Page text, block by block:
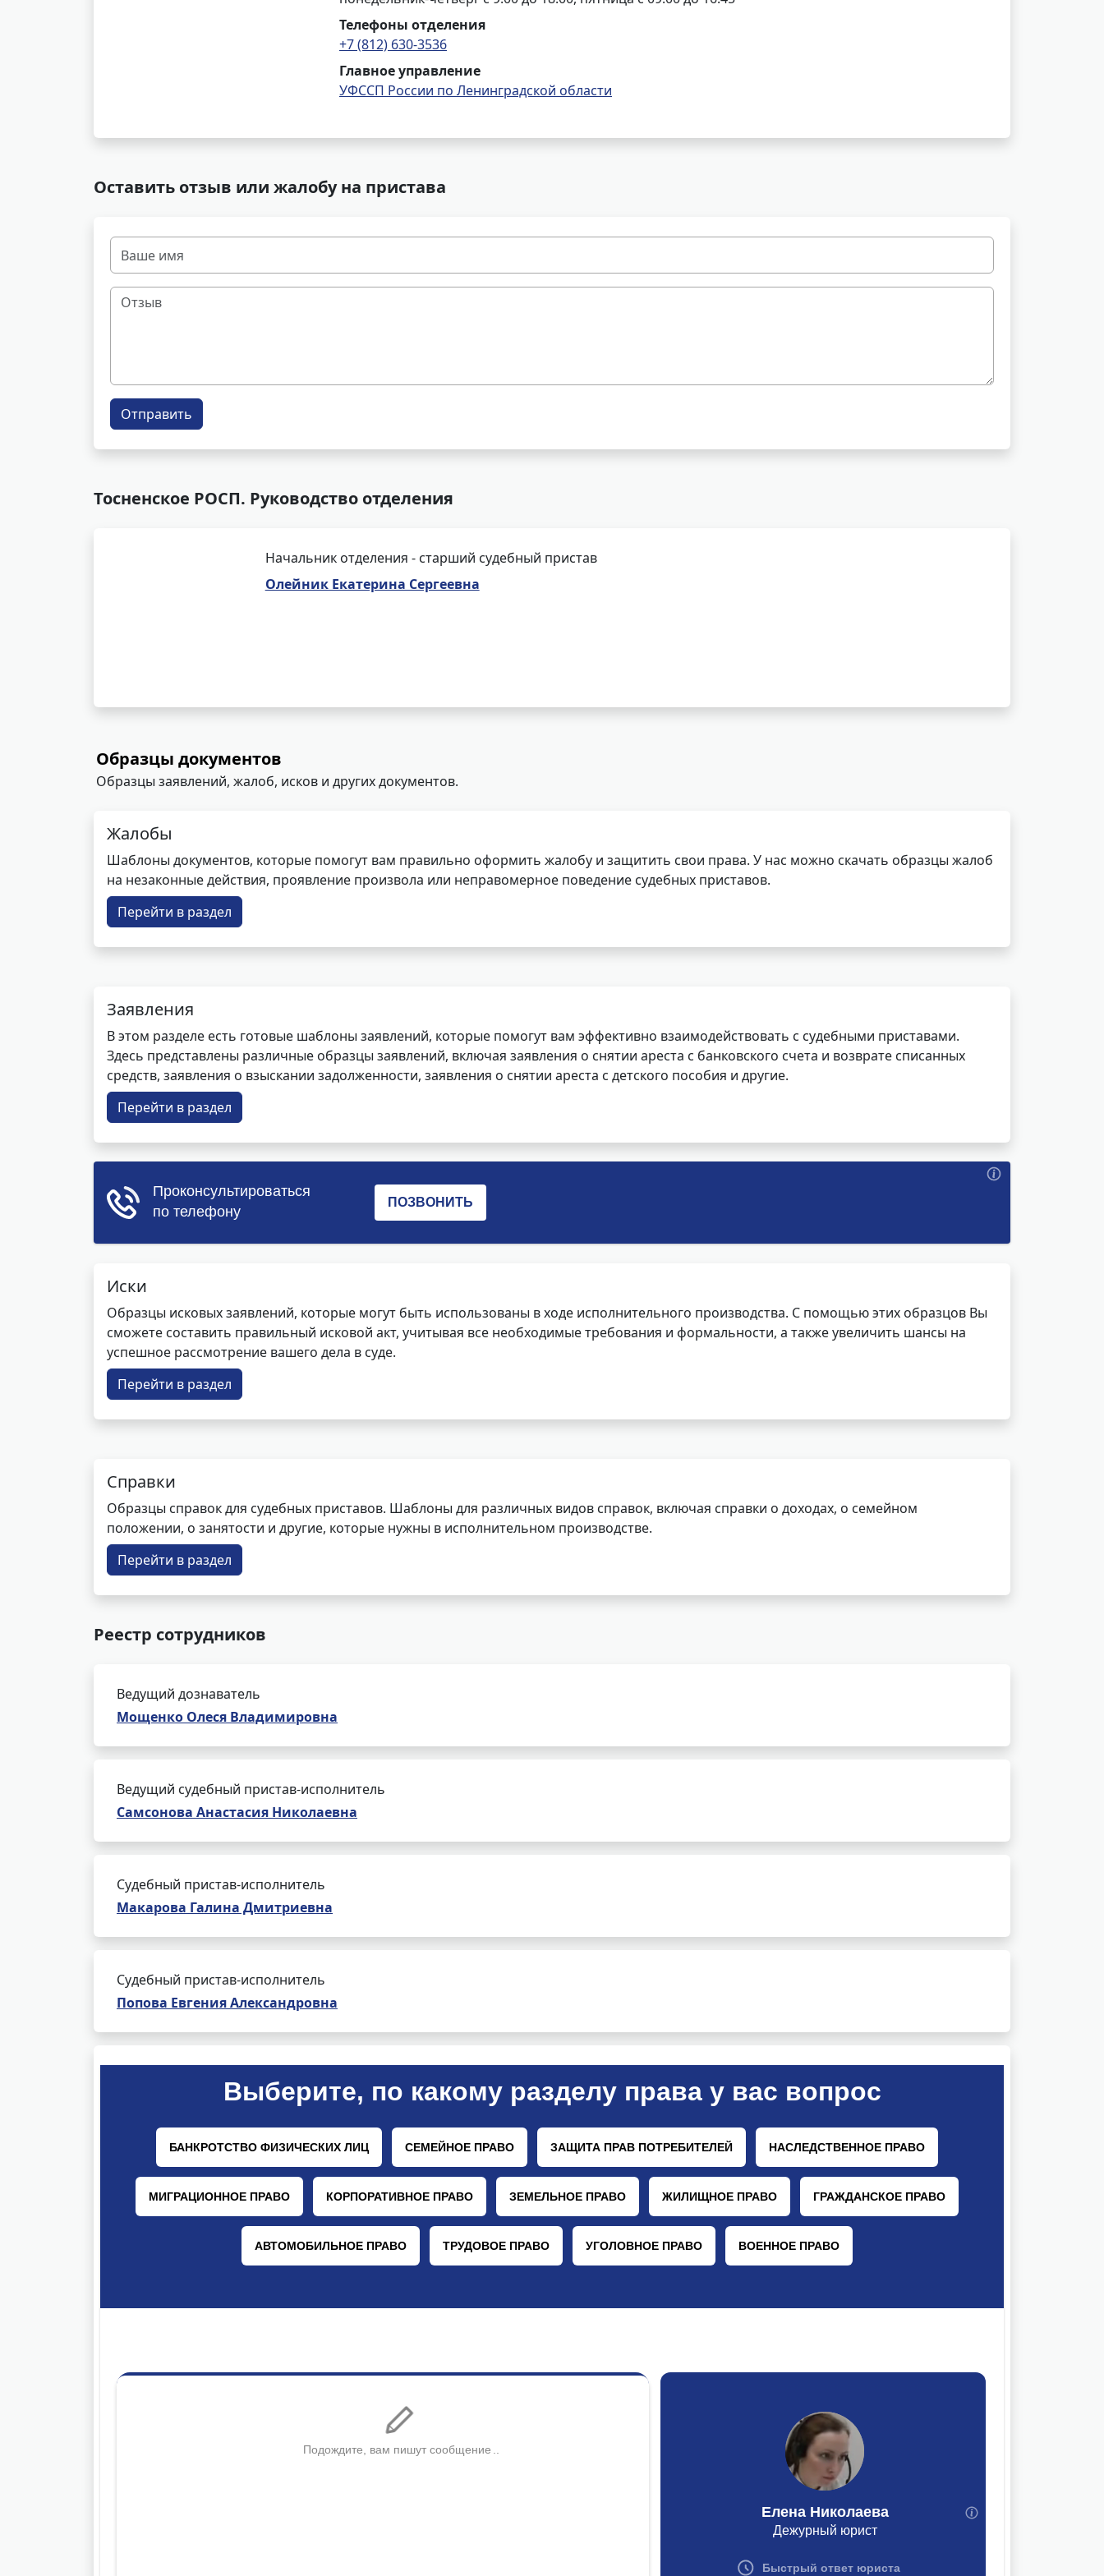
Телефоны отделения
+7 (812) 630-3536
Главное управление
УФССП России по Ленинградской области
Оставить отзыв или жалобу на пристава
Отправить
Тосненское РОСП. Руководство отделения
Начальник отделения - старший судебный пристав
Олейник Екатерина Сергеевна
Образцы документов
Образцы заявлений, жалоб, исков и других документов.
Жалобы
Шаблоны документов, которые помогут вам правильно оформить жалобу и защитить свои права. У нас можно скачать образцы жалоб
на незаконные действия, проявление произвола или неправомерное поведение судебных приставов.
Перейти в раздел
Заявления
В этом разделе есть готовые шаблоны заявлений, которые помогут вам эффективно взаимодействовать с судебными приставами.
Здесь представлены различные образцы заявлений, включая заявления о снятии ареста с банковского счета и возврате списанных
средств, заявления о взыскании задолженности, заявления о снятии ареста с детского пособия и другие.
Перейти в раздел
Иски
Образцы исковых заявлений, которые могут быть использованы в ходе исполнительного производства. С помощью этих образцов Вы
сможете составить правильный исковой акт, учитывая все необходимые требования и формальности, а также увеличить шансы на
успешное рассмотрение вашего дела в суде.
Перейти в раздел
Справки
Образцы справок для судебных приставов. Шаблоны для различных видов справок, включая справки о доходах, о семейном
положении, о занятости и другие, которые нужны в исполнительном производстве.
Перейти в раздел
Реестр сотрудников
Ведущий дознаватель
Мощенко Олеся Владимировна
Ведущий судебный пристав-исполнитель
Самсонова Анастасия Николаевна
Судебный пристав-исполнитель
Макарова Галина Дмитриевна
Судебный пристав-исполнитель
Попова Евгения Александровна